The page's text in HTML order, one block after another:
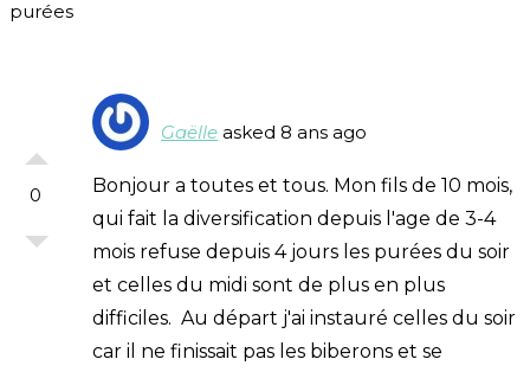
purées
0
Gaëlle asked 8 ans ago
Bonjour a toutes et tous. Mon fils de 10 mois,
qui fait la diversification depuis l'age de 3-4
mois refuse depuis 4 jours les purées du soir
et celles du midi sont de plus en plus
difficiles. Au départ j'ai instauré celles du soir
car il ne finissait pas les biberons et se